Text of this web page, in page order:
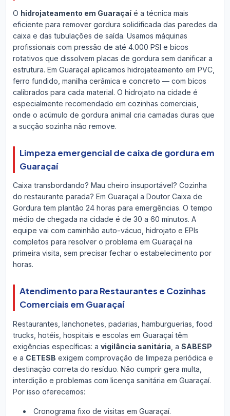
O hidrojateamento em Guaraçaíé a técnica mais
eficiente para remover gordura solidificada das paredes da
caixa e das tubulações de saída. Usamos máquinas
profissionais com pressão de até 4.000 PSI e bicos
rotativos que dissolvem placas de gordura sem danificar a
estrutura. Em Guaraçaí aplicamos hidrojateamento em PVC,
ferro fundido, manilha cerâmica e concreto — com bicos
calibrados para cada material. O hidrojato na cidade é
especialmente recomendado em cozinhas comerciais,
onde o acúmulo de gordura animal cria camadas duras que
a sucção sozinha não remove.
Limpeza emergencial de caixa de gordura em
Guaraçaí
Caixa transbordando? Mau cheiro insuportável? Cozinha
do restaurante parada? Em Guaraçaí a Doutor Caixa de
Gordura tem plantão 24 horas para emergências. O tempo
médio de chegada na cidade é de 30 a 60 minutos. A
equipe vai com caminhão auto-vácuo, hidrojato e EPIs
completos para resolver o problema em Guaraçaí na
primeira visita, sem precisar fechar o estabelecimento por
horas.
Atendimento para Restaurantes e Cozinhas
Comerciais em Guaraçaí
Restaurantes, lanchonetes, padarias, hamburguerias, food
trucks, hotéis, hospitais e escolas em Guaraçaí têm
exigências específicas: a vigilância sanitária , a SABESP
e a CETESB exigem comprovação de limpeza periódica e
destinação correta do resíduo. Não cumprir gera multa,
interdição e problemas com licença sanitária em Guaraçaí.
Por isso oferecemos:
Cronograma fixo de visitas em Guaraçaí.